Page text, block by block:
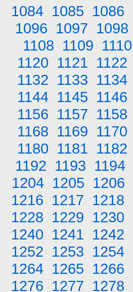
1084 1085 1086
1096 1097 1098
1108 1109 1110
1120 1121 1122
1132 1133 1134
1144 1145 1146
1156 1157 1158
1168 1169 1170
1180 1181 1182
1192 1193 1194
1204 1205 1206
1216 1217 1218
1228 1229 1230
1240 1241 1242
1252 1253 1254
1264 1265 1266
1276 1277 1278